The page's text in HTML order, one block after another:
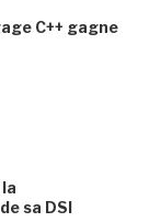
C++ gagne
sa DSI